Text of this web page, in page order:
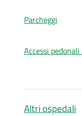
ed Enti
Parcheggi
Accessi
Altri ospedali